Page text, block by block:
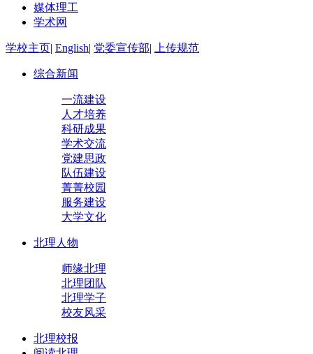
媒体理工
学术网
学校主页| English| 党委宣传部| 上传规范
综合新闻
一流建设
人才培养
科研成果
学术交流
党建思政
队伍建设
菁菁校园
服务建设
大学文化
北理人物
师缘北理
北理团队
北理学子
校友风采
北理校报